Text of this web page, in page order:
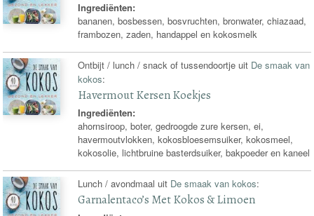
Ingrediënten:
bananen, bosbessen, bosvruchten, bronwater, chiazaad,
frambozen, zaden, handappel en kokosmelk
Ontbijt / lunch / snack of tussendoortje uit De smaak van
kokos:
Havermout Kersen Koekjes
Ingrediënten:
ahornsiroop, boter, gedroogde zure kersen, ei,
havermoutvlokken, kokosbloesemsuiker, kokosmeel,
kokosolie, lichtbruine basterdsuiker, bakpoeder en kaneel
Lunch / avondmaal uit De smaak van kokos:
Garnalentaco’s Met Kokos & Limoen